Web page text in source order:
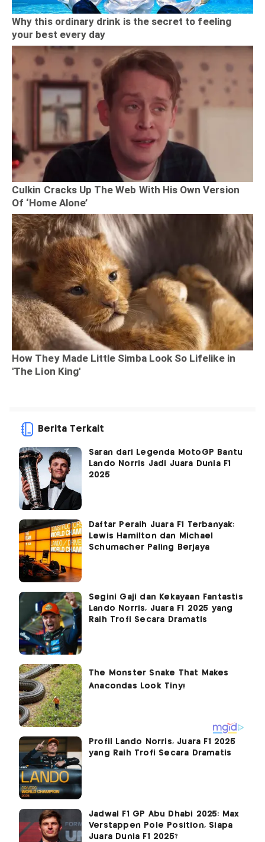
Berita Terkait
Saran dari Legenda MotoGP Bantu
Lando Norris Jadi Juara Dunia F1
2025
Daftar Peraih Juara F1 Terbanyak:
Lewis Hamilton dan Michael
Schumacher Paling Berjaya
Segini Gaji dan Kekayaan Fantastis
Lando Norris, Juara F1 2025 yang
Raih Trofi Secara Dramatis
Profil Lando Norris, Juara F1 2025
yang Raih Trofi Secara Dramatis
Jadwal F1 GP Abu Dhabi 2025: Max
Verstappen Pole Position, Siapa
Juara Dunia F1 2025?